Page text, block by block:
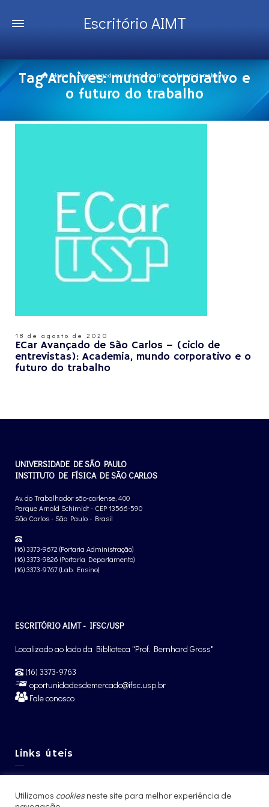
Escritório AIMT
Home Posts tagged: mundo corporativo e o futuro do trabalho
Tag Archives: mundo corporativo e
o futuro do trabalho
18 de agosto de 2020
ECar Avançado de São Carlos – (ciclo de
entrevistas): Academia, mundo corporativo e o
futuro do trabalho
UNIVERSIDADE DE SÃO PAULO
INSTITUTO DE FÍSICA DE SÃO CARLOS
Av. do Trabalhador são-carlense, 400
Parque Arnold Schimidt - CEP 13566-590
São Carlos - São Paulo - Brasil
(16) 3373-9672 (Portaria Administração)
(16) 3373-9826 (Portaria Departamento)
(16) 3373-9767 (Lab. Ensino)
ESCRITÓRIO AIMT - IFSC/USP
Localizado ao lado da Biblioteca "Prof. Bernhard Gross"
(16) 3373-9763
oportunidadesdemercado@ifsc.usp.br
Fale conosco
Links úteis
Pós-Graduação IFSC
Utilizamos cookiesneste site para melhor experiência de